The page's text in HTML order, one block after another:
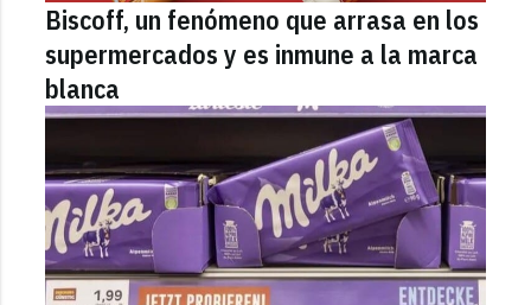
Biscoff, un fenómeno que arrasa en los
supermercados y es inmune a la marca
blanca